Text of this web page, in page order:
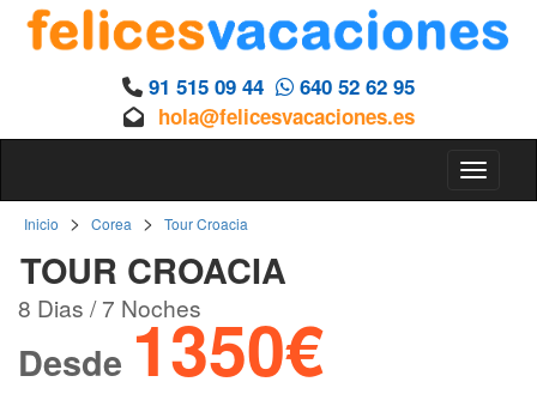
91 515 09 44
640 52 62 95
hola@felicesvacaciones.es
Inicio > Corea > Tour Croacia
TOUR CROACIA
8 Dias / 7 Noches
Desde 1350€